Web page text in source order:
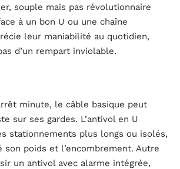
souple mais pas révolutionnaire
à un bon U ou une chaîne
leur maniabilité au quotidien,
d’un rempart inviolable.
minute, le câble basique peut
sur ses gardes. L’antivol en U
stationnements plus longs ou isolés,
son poids et l’encombrement. Autre
un antivol avec alarme intégrée,